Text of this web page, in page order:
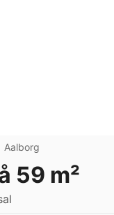
Aalborg
59 m²